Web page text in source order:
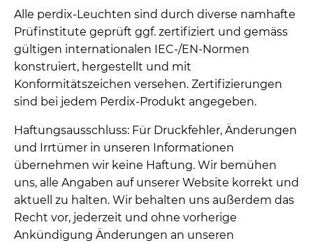
Alle perdix-Leuchten sind durch diverse namhafte
Prüfinstitute geprüft ggf. zertifiziert und gemäss
gültigen internationalen IEC-/EN-Normen
konstruiert, hergestellt und mit
Konformitätszeichen versehen. Zertifizierungen
sind bei jedem Perdix-Produkt angegeben.
Haftungsausschluss: Für Druckfehler, Änderungen
und Irrtümer in unseren Informationen
übernehmen wir keine Haftung. Wir bemühen
uns, alle Angaben auf unserer Website korrekt und
aktuell zu halten. Wir behalten uns außerdem das
Recht vor, jederzeit und ohne vorherige
Ankündigung Änderungen an unseren